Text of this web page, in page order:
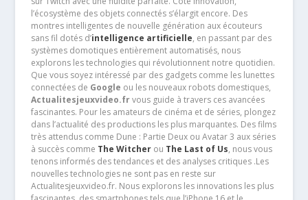
l’écosystème des objets connectés s’élargit encore. Des
montres intelligentes de nouvelle génération aux écouteurs
sans fil dotés d’intelligence artificielle, en passant par des
systèmes domotiques entièrement automatisés, nous
explorons les technologies qui révolutionnent notre quotidien.
Que vous soyez intéressé par des gadgets comme les lunettes
connectées de Google ou les nouveaux robots domestiques,
Actualitesjeuxvideo.frvous guide à travers ces avancées
fascinantes. Pour les amateurs de cinéma et de séries, plongez
dans l’actualité des productions les plus marquantes. Des films
très attendus comme Dune : Partie Deux ou Avatar 3 aux séries
à succès comme The Witcherou The Last of Us, nous vous
tenons informés des tendances et des analyses critiques .Les
nouvelles technologies ne sont pas en reste sur
Actualitesjeuxvideo.fr. Nous explorons les innovations les plus